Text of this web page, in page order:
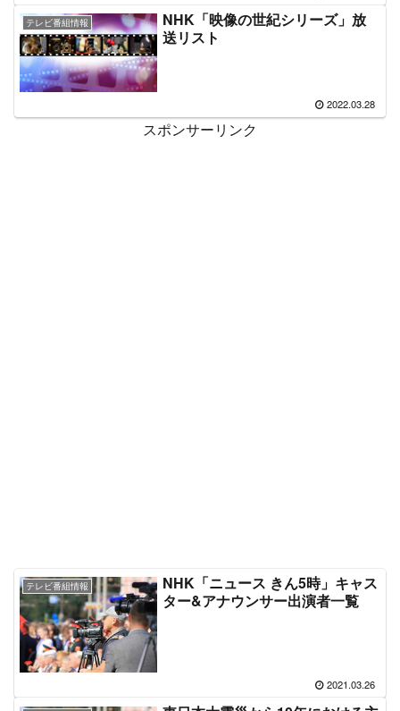
テレビ番組情報
NHK「映像の世紀シリーズ」放
送リスト
2022.03.28
スポンサーリンク
テレビ番組情報
NHK「ニュース きん5時」キャス
ター&アナウンサー出演者一覧
2021.03.26